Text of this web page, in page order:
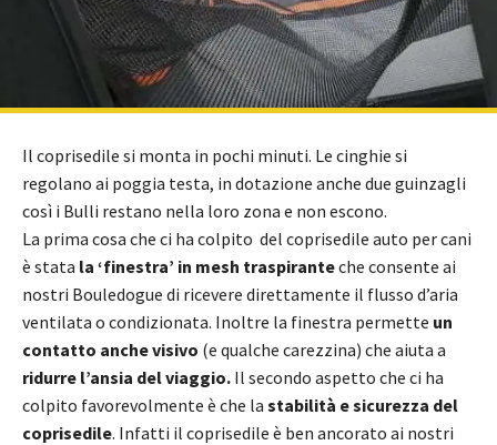
Il coprisedile si monta in pochi minuti. Le cinghie si
regolano ai poggia testa, in dotazione anche due guinzagli
così i Bulli restano nella loro zona e non escono.
La prima cosa che ci ha colpito del coprisedile auto per cani
è stata la ‘finestra’ in mesh traspiranteche consente ai
nostri Bouledogue di ricevere direttamente il flusso d’aria
ventilata o condizionata. Inoltre la finestra permette un
contatto anche visivo (e qualche carezzina) che aiuta a
ridurre l’ansia del viaggio. Il secondo aspetto che ci ha
colpito favorevolmente è che la stabilità e sicurezza del
coprisedile. Infatti il coprisedile è ben ancorato ai nostri